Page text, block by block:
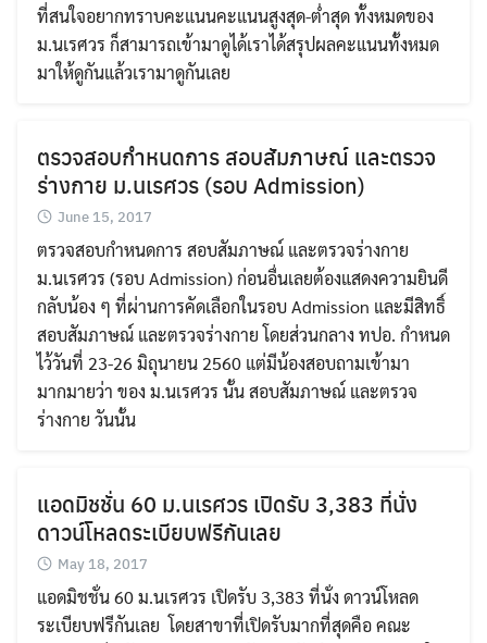
Search
ที่สนใจอยากทราบคะแนนคะแนนสูงสุด-ต่ำสุด ทั้งหมดของ
ม.นเรศวร ก็สามารถเข้ามาดูได้เราได้สรุปผลคะแนนทั้งหมด
มาให้ดูกันแล้วเรามาดูกันเลย
ตรวจสอบกำหนดการ สอบสัมภาษณ์ และตรวจ
ร่างกาย ม.นเรศวร (รอบ Admission)
June 15, 2017
ตรวจสอบกำหนดการ สอบสัมภาษณ์ และตรวจร่างกาย
ม.นเรศวร (รอบ Admission) ก่อนอื่นเลยต้องแสดงความยินดี
กลับน้อง ๆ ที่ผ่านการคัดเลือกในรอบ Admission และมีสิทธิ์
สอบสัมภาษณ์ และตรวจร่างกาย โดยส่วนกลาง ทปอ. กำหนด
ไว้วันที่ 23-26 มิถุนายน 2560 แต่มีน้องสอบถามเข้ามา
มากมายว่า ของ ม.นเรศวร นั้น สอบสัมภาษณ์ และตรวจ
ร่างกาย วันนั้น
แอดมิชชั่น 60 ม.นเรศวร เปิดรับ 3,383 ที่นั่ง
ดาวน์โหลดระเบียบฟรีกันเลย
May 18, 2017
แอดมิชชั่น 60 ม.นเรศวร เปิดรับ 3,383 ที่นั่ง ดาวน์โหลด
ระเบียบฟรีกันเลย โดยสาขาที่เปิดรับมากที่สุดคือ คณะ